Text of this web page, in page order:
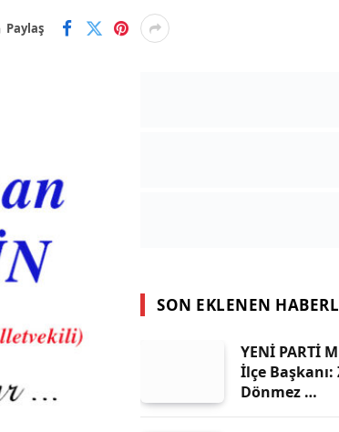
Paylaş
SON EKLENEN
YENİ PARTİ
İlçe Başkanı:
Dönmez …